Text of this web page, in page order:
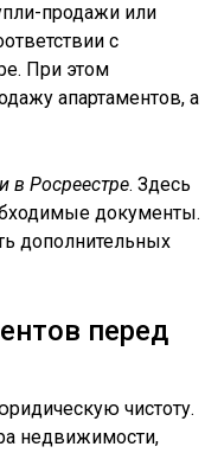
продажи или
с
При этом
апартаментов, а
в Росреестре. Здесь
документы.
дополнительных
перед
чистоту.
недвижимости,